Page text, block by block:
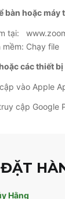
bàn hoặc máy
tại:
mềm: Chạy file
các thiết
vào Apple
cập Google
Hằng